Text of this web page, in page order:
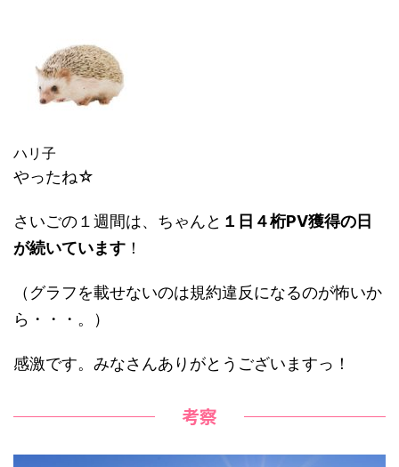
ハリ子
やったね☆
さいごの１週間は、ちゃんと １日４桁PV獲得の日
が続いています ！
（グラフを載せないのは規約違反になるのが怖いか
ら・・・。）
感激です。みなさんありがとうございますっ！
考察